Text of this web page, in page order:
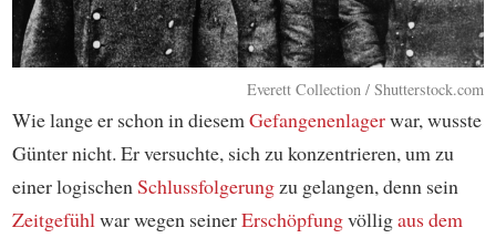
Everett Collection / Shutterstock.com
Wie lange er schon in diesemGefangenenlagerwar, wusste
Günter nicht. Er versuchte, sich zu konzentrieren, um zu
einer logischenSchlussfolgerungzu gelangen, denn sein
Zeitgefühlwar wegen seinerErschöpfungvölligaus dem